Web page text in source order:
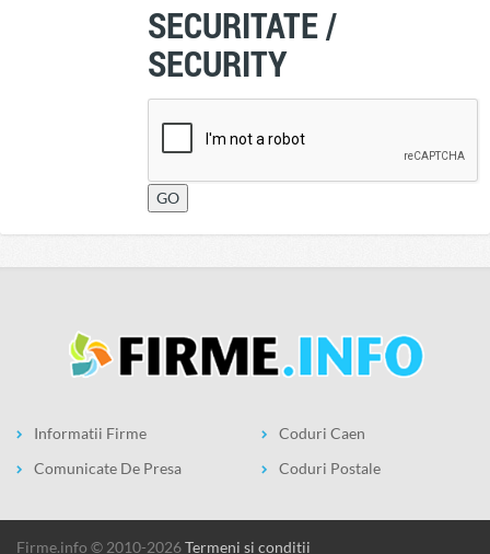
SECURITATE /
SECURITY
Informatii Firme
Comunicate De Presa
Coduri Caen
Coduri Postale
firme.info © 2010-2026Termeni si conditii